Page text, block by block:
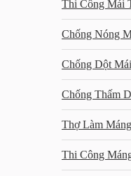
Thi Công Mái
Chống Nóng
Chống Dột
Chống Thấm
Thợ Làm
Thi Công